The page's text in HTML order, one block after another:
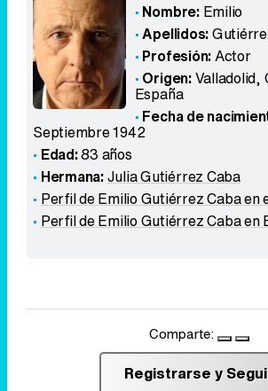
Nombre: Emilio
Apellidos:
Profesión:Actor
Origen:Valladolid,
España
Fecha de
Septiembre 1942
Edad:83 años
Hermana:Julia Gutiérrez Caba
Perfil de Emilio Gutiérrez Caba en
Perfil de Emilio Gutiérrez Caba en
Comparte:
Registrarse y